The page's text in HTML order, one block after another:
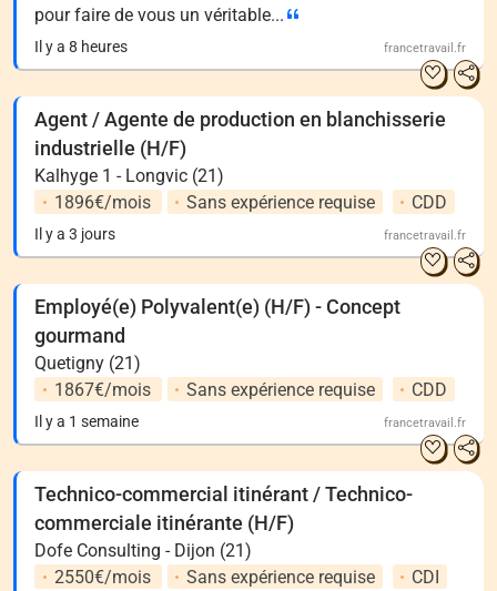
pour faire de vous un véritable...
Il y a 8 heures francetravail.fr
Agent / Agente de production en blanchisserie
industrielle (H/F)
Kalhyge 1 - Longvic (21)
1896€/mois
Sans expérience requise CDD
Il y a 3 jours francetravail.fr
Employé(e) Polyvalent(e) (H/F) - Concept
gourmand
Quetigny (21)
1867€/mois
Sans expérience requise CDD
Il y a 1 semaine francetravail.fr
Technico-commercial itinérant / Technico-
commerciale itinérante (H/F)
Dofe Consulting - Dijon (21)
2550€/mois
Sans expérience requise
CDI